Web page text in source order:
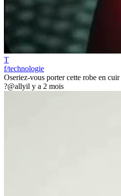
T
f/technologie
Oseriez-vous porter cette robe en
?@allyil y a 2 mois